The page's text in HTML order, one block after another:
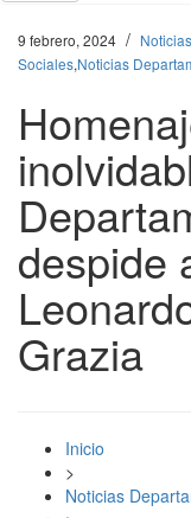
9 febrero, 2024 /
Sociales,Noticias
despide
Grazia
Inicio
>
Noticias